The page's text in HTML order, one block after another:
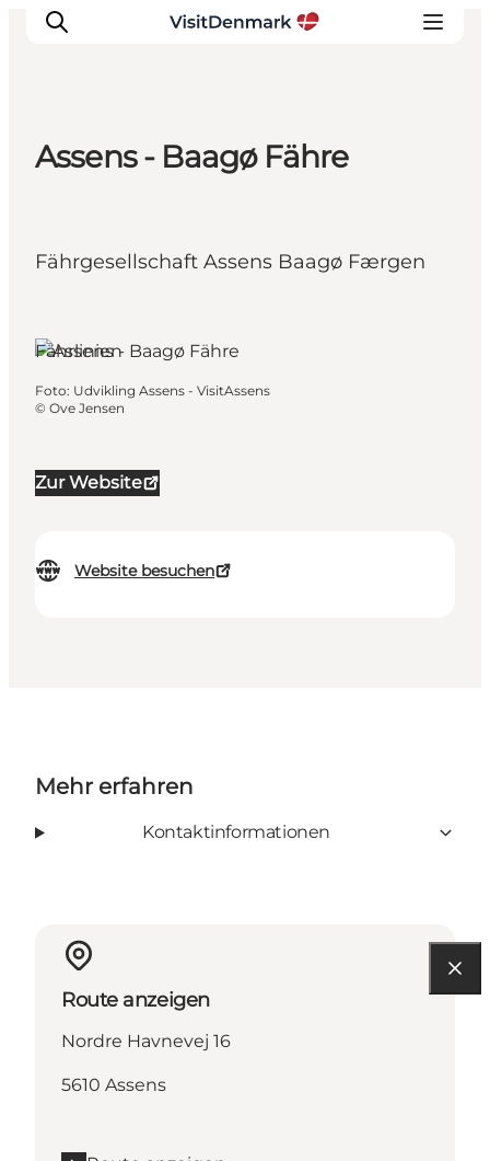
Erlebnisse
Unterkünfte
Assens - Baagø Fähre
Fährgesellschaft Assens Baagø Færgen
Zur Website
Website besuchen
Fährlinien
Foto: Udvikling Assens - VisitAssens
© Ove Jensen
Mehr erfahren
Kontaktinformationen
Route anzeigen
Nordre Havnevej 16
5610 Assens